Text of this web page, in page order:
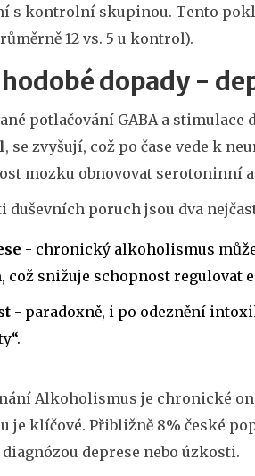
s kontrolní skupinou. Tento
12 vs. 5 u kontrol).
dopady -
potlačování GABA a
, se zvyšují, což po čase vede k
mozku obnovovat serotoninní
duševních poruch jsou dva
- chronický alkoholismus
což snižuje schopnost regulovat
- paradoxně, i po odeznění
Alkoholismus je chronické
je klíčové. Přibližně 8% české
diagnózou deprese nebo úzkosti.